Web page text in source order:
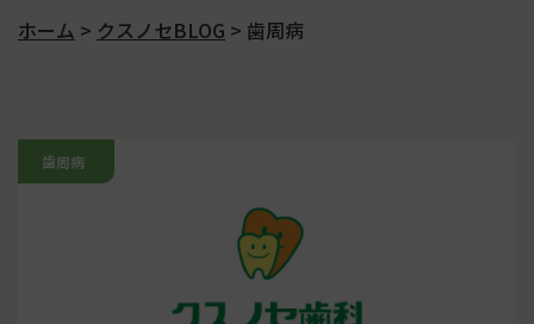
ホーム > クスノセBLOG > 歯周病
歯周病